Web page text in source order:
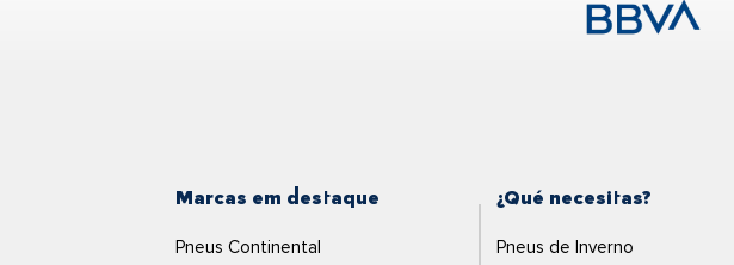
Marcas em destaque
Pneus Continental
¿Qué necesitas?
Pneus de Inverno